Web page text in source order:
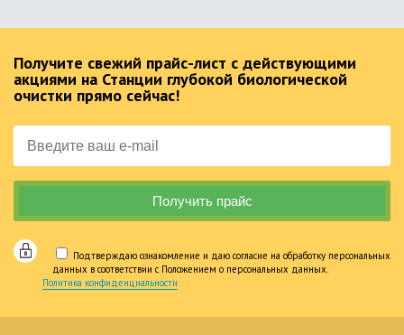
Получите свежий прайс-лист с действующими
акциями на Станции глубокой биологической
очистки прямо сейчас!
Подтверждаю ознакомление и даю согласие на обработку персональных
данных в соответствии с Положением о персональных данных.
Политика конфиденциальности